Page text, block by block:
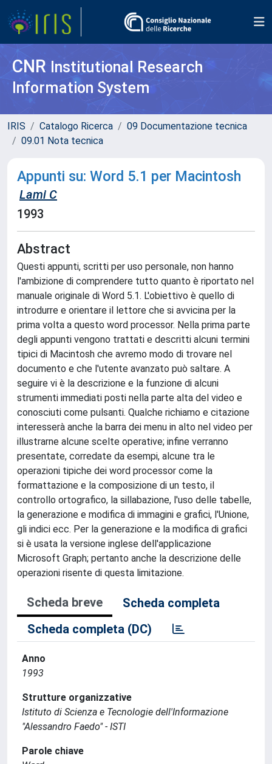
CNR Institutional Research
Information System
IRIS Catalogo Ricerca
09 Documentazione tecnica
09.01 Nota tecnica
Appunti su: Word 5.1 per Macintosh
Lami C
1993
Abstract
Questi appunti, scritti per uso personale, non hanno
l'ambizione di comprendere tutto quanto è riportato nel
manuale originale di Word 5.1. L'obiettivo è quello di
introdurre e orientare il lettore che si avvicina per la
prima volta a questo word processor. Nella prima parte
degli appunti vengono trattati e descritti alcuni termini
tipici di Macintosh che avremo modo di trovare nel
documento e che l'utente avanzato può saltare. A
seguire vi è la descrizione e la funzione di alcuni
strumenti immediati posti nella parte alta del video e
conosciuti come pulsanti. Qualche richiamo e citazione
interesserà anche la barra dei menu in alto nel video per
illustrarne alcune scelte operative; infine verranno
presentate, corredate da esempi, alcune tra le
operazioni tipiche dei word processor come la
formattazione e la composizione di un testo, il
controllo ortografico, la sillabazione, l'uso delle tabelle,
la generazione e modifica di immagini e grafici, l'Unione,
gli indici ecc. Per la generazione e la modifica di grafici
si è usata la versione inglese dell'applicazione
Microsoft Graph; pertanto anche la descrizione delle
operazioni risente di questa limitazione.
Scheda breve
Scheda completa
Scheda completa (DC)
Anno
1993
Strutture organizzative
Istituto di Scienza e Tecnologie dell'Informazione
"Alessandro Faedo" - ISTI
Parole chiave